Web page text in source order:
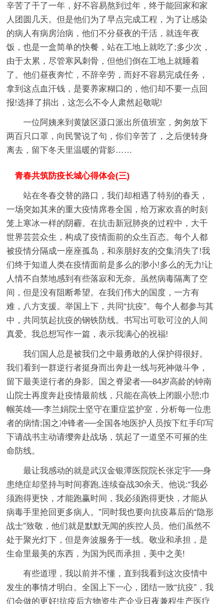
辛苦了干了一年，好不容易熬到过年，终于能回家和家
人团圆几天。但是他们为了早点完成工程，为了让感染
的病人有病房治病，他们不分昼夜的干活，就连年夜
饭，也是一盒简单的快餐，站在工地上就吃了;多少次，
由于太累，尽管寒风刺骨，但他们倒在工地上就睡着
了。他们昼夜奔忙，不辞辛劳，而好不容易完成任务，
拿到这点血汗钱，是要养家糊口的，他们却不要一点回
报!选择了捐出，这怎么不令人肃然起敬呢!
一位阿姨来到黄陂区滠口派出所值班室，匆匆放下
两百只口罩，向民警说了句，你们辛苦了，之后便转身
离去，留下冬天里温暖的背影……
青春共筑防疫长城心得体会(三)
站在冬春交替的路口，我们却相遇了特别的春天，
一场突如其来的重大疫情席卷全国，给万家欢喜的时刻
笼上寒冰一样的阴霾。在抗击新冠肺炎的过程中，大千
世界芸芸众生，构成了疫情面前的众生百态。每个人都
被疫情分隔成一座座孤岛，和亲朋好友的交集消失了!我
们终于知道人类在疫情面前是多么的渺小!多么的无力!让
人情不自禁地感到有些落寂和无奈。虽然病毒隔离了空
间，但是没有阻断希望。在我们伟大的国度，一方有
难，八方支援。举国上下，共同“抗疫”。每个人都参与其
中，共同筑起抗疫的钢铁防线。书写出可歌可泣的人间
真爱。我总想写作一篇，表示我满心的祝福!
我们国人总是被我们之中最勇敢的人保护得很好。
我们看到一群逆行者挺身而出奔赴一线与死神做斗争，
留下最美逆行者的身影。国之脊梁者──84岁高龄的钟南
山院士再度奔赴疫情最前线，只能在高铁上闭眼小憩;巾
帼英雄──李兰娟院士坚守在重症监护室，分析每一位患
者的病情;国之冲锋者──全国各地医护人员按下红手印写
下请战书主动请缨奔赴战场，筑起了一道坚不可摧的生
命防线。
最让我感动的就是武汉金银潭医院院长张定宇──身
患绝症却坚持与时间赛跑,连续奋战30余天。他说:“我必
须跑得更快，才能跑赢时间，我必须跑得更快，才能从
病毒手里抢回更多病人。”同时我也要向抗疫幕后的“隐形
战士”致敬，他们就是默默无闻的疾控人员。他们虽然不
处于聚光灯下，但是奔波服务于一线。敬业和承担，是
生命里最美的东西，为国为民而承担，美中之美!
有些道理，我以前并不懂，直到我看到这次疫情中
发生的事情才明白。全国上下一心，团结一致“抗疫”，我
们会做的更好!抗疫后方物资生产企业日夜兼程生产医疗